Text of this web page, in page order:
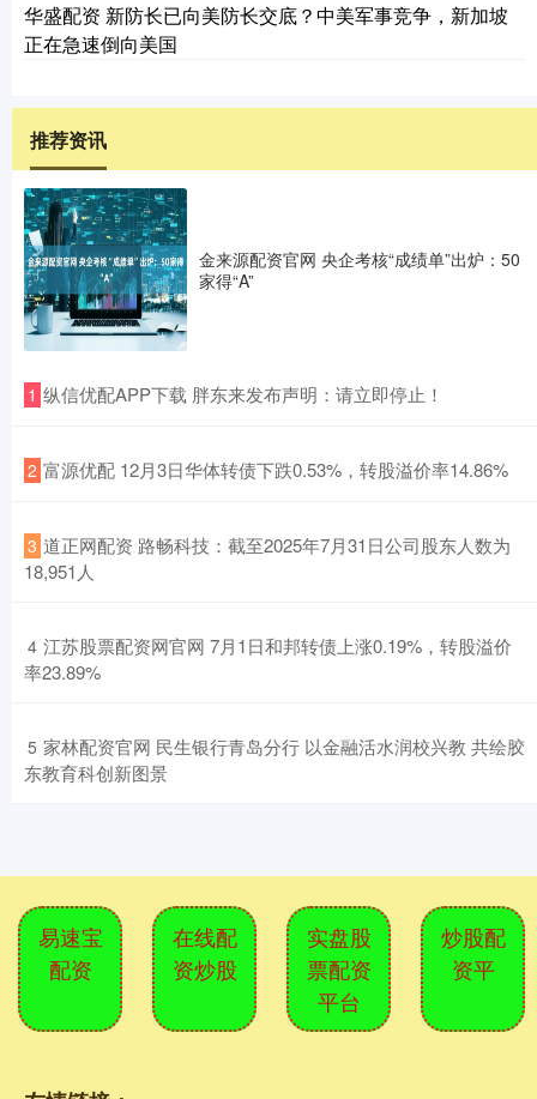
华盛配资 新防长已向美防长交底？中美军事竞争，新加坡
正在急速倒向美国
推荐资讯
金来源配资官网 央企考核“成绩单”出炉：50
家得“A”
1 ​纵信优配APP下载 胖东来发布声明：请立即停止！
2 ​富源优配 12月3日华体转债下跌0.53%，转股溢价率14.86%
3 ​道正网配资 路畅科技：截至2025年7月31日公司股东人数为
18,951人
4 ​江苏股票配资网官网 7月1日和邦转债上涨0.19%，转股溢价
率23.89%
5 ​家林配资官网 民生银行青岛分行 以金融活水润校兴教 共绘胶
东教育科创新图景
易速宝
配资
在线配
资炒股
实盘股
票配资
平台
炒股配
资平